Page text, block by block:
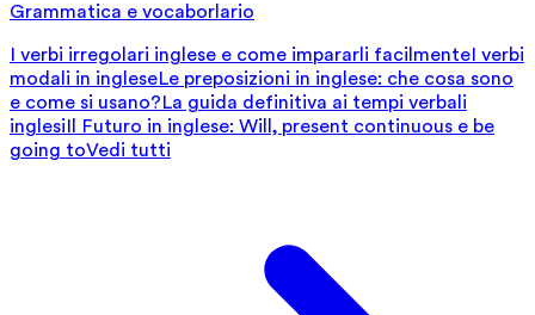
Grammatica e vocaborlario
I verbi irregolari inglese e come impararli facilmenteI verbi
modali in ingleseLe preposizioni in inglese: che cosa sono
e come si usano?La guida definitiva ai tempi verbali
inglesiIl Futuro in inglese: Will, present continuous e be
going toVedi tutti